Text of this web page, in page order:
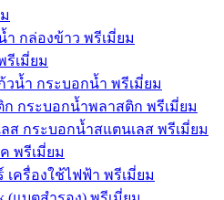
กล่องข้าว พรีเมี่ยม
รีเมี่ยม
วน้ำ กระบอกน้ำ พรีเมี่ยม
กระบอกน้ำพลาสติก พรีเมี่ยม
ส กระบอกน้ำสแตนเลส พรีเมี่ยม
พรีเมี่ยม
เครื่องใช้ไฟฟ้า พรีเมี่ยม